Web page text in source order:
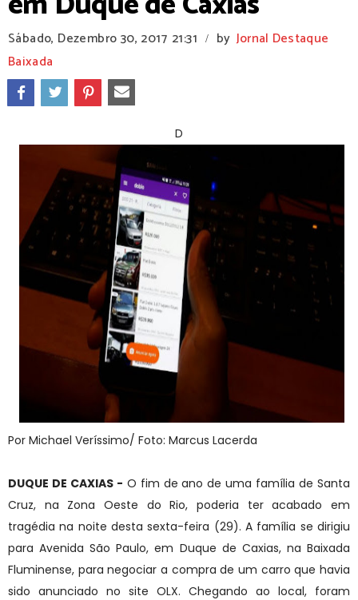
Sábado, Dezembro 30, 2017 21:31 / by Jornal Destaque
Baixada
D
Por Michael Veríssimo/ Foto: Marcus Lacerda
DUQUE DE CAXIAS - O fim de ano de uma família de Santa
Cruz, na Zona Oeste do Rio, poderia ter acabado em
tragédia na noite desta sexta-feira (29). A família se dirigiu
para Avenida São Paulo, em Duque de Caxias, na Baixada
Fluminense, para negociar a compra de um carro que havia
sido anunciado no site OLX. Chegando ao local, foram